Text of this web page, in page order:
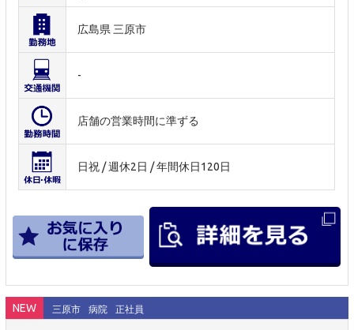
広島県 三原市
-
店舗の営業時間に準ずる
日祝 / 週休2日 / 年間休日120日
NEW 三原市 病院 正社員